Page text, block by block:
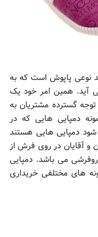
نوعی پاپوش است که به
آید. همین امر خود یک
گسترده مشتریان به
دمپایی هایی که در
دمپایی هایی هستند
و آقایان در روی فرش از
می باشد. دمپایی
های مختلفی خریداری